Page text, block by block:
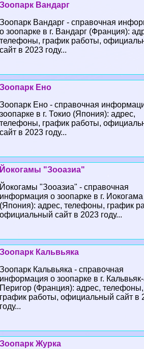
Зоопарк Вандарг
Зоопарк Вандарг - справочная
о зоопарке в г. Вандарг (Франция):
телефоны, график работы,
сайт в 2023 году...
Зоопарк Ено
Зоопарк Ено - справочная
зоопарке в г. Токио (Япония): адрес,
телефоны, график работы,
сайт в 2023 году...
Йокогамы "Зооазиа"
Йокогамы "Зооазиа" - справочная
информация о зоопарке в г. Иокогама
(Япония): адрес, телефоны, график
официальный сайт в 2023 году...
Зоопарк Кальвьяка
Зоопарк Кальвьяка - справочная
информация о зоопарке в г.
Перигор (Франция): адрес, телефоны,
график работы, официальный сайт в
году...
Зоопарк Журка